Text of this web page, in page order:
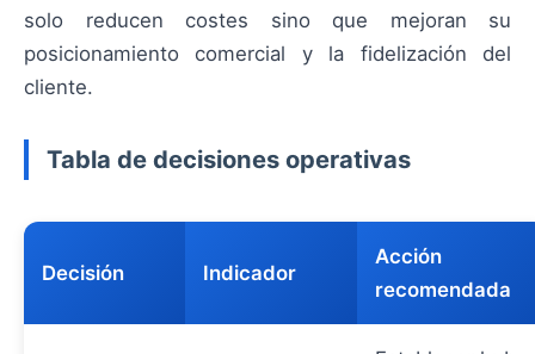
solo reducen costes sino que mejoran su
posicionamiento comercial y la fidelización del
cliente.
Tabla de decisiones operativas
Decisión Indicador
Acción
recomendada